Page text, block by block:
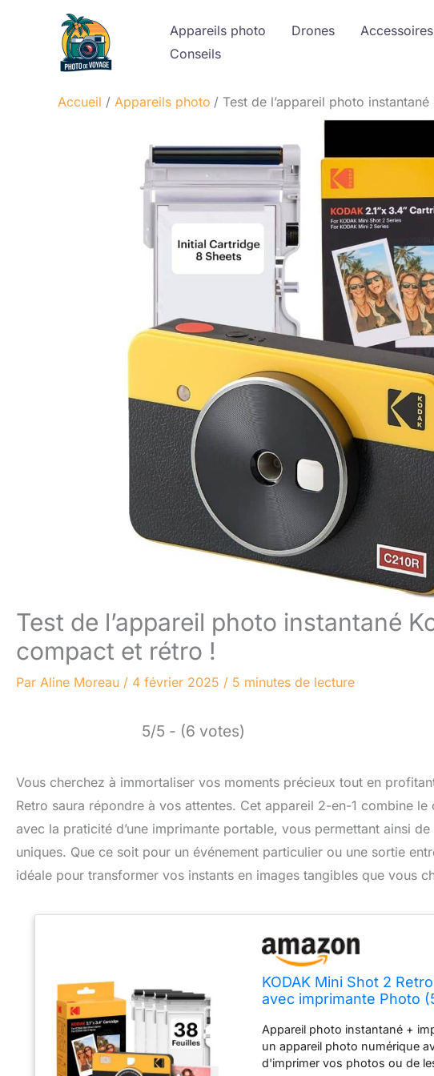
Appareils photo Drones
Conseils
Accueil Appareils photo Test de l’appareil photo
Test de l’appareil photo instantané
compact et rétro !
Par Aline Moreau / 4 février 2025 / 5 minutes de lecture
5/5 - (6 votes)
Vous cherchez à immortaliser vos moments précieux tout en
Retro saura répondre à vos attentes. Cet appareil 2-en-1 combine
avec la praticité d’une imprimante portable, vous permettant ainsi
uniques. Que ce soit pour un événement particulier ou une sortie
idéale pour transformer vos instants en images tangibles que vous
KODAK Mini Shot 2
avec imprimante Photo
Appareil photo instantané +
un appareil photo numérique
d'imprimer vos photos ou de